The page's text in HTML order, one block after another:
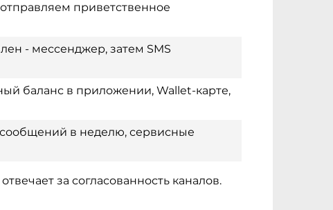
приветственное
- мессенджер, затем SMS
баланс в приложении, Wallet-карте,
в неделю, сервисные
за согласованность каналов.